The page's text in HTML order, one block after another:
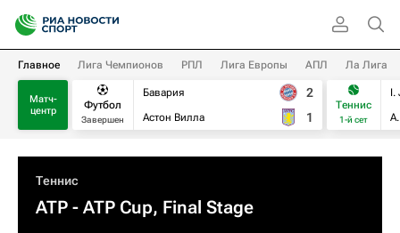
Главное Лига Чемпионов РПЛ Лига Европы АПЛ Ла Лига
Матч-
центр
Футбол
Завершен
Бавария
Астон Вилла
2
1
Теннис
1-й сет
I.
Теннис
ATP - ATP Cup, Final Stage